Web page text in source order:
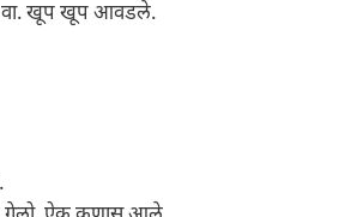
वा. खूप खूप आवडले.